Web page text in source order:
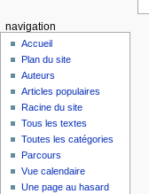
navigation
Accueil
Plan du site
Auteurs
Articles populaires
Racine du site
Tous les textes
Toutes les catégories
Parcours
Vue calendaire
Une page au hasard